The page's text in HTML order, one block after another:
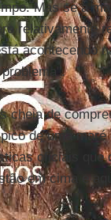
Mas se a
relativamente
acontecendo
cheia de
de uma
oficiais que
em cima e